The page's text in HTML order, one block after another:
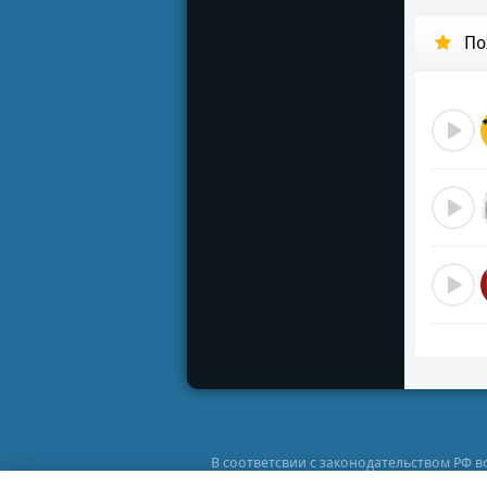
Ұға
Күлкі
Күл
Ит
В соответсвии с законодательством